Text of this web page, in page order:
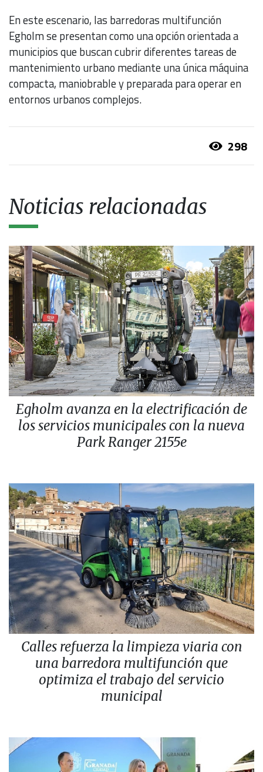
En este escenario, las barredoras multifunción
Egholm se presentan como una opción orientada a
municipios que buscan cubrir diferentes tareas de
mantenimiento urbano mediante una única máquina
compacta, maniobrable y preparada para operar en
entornos urbanos complejos.
298
Noticias relacionadas
Egholm avanza en la electrificación de
los servicios municipales con la nueva
Park Ranger 2155e
Calles refuerza la limpieza viaria con
una barredora multifunción que
optimiza el trabajo del servicio
municipal